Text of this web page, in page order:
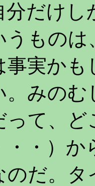
だけし
うもの
事実かも
。みのむ
って、
・・）か
のだ。